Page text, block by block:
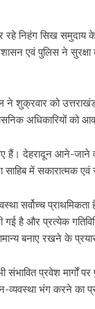
निहंग सिख समुदाय के
एवं पुलिस ने
ने शुक्रवार को
अधिकारियों को
हैं। देहरादून आने-
में सकारात्मक एवं
सर्वोच्च
गई है और प्रत्येक
बनाए रखने के
संभावित प्रवेश मार्गों
व्यवस्था भंग करने का